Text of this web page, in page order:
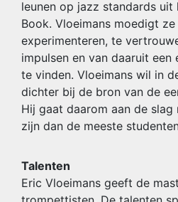
leunen op jazz standards uit
Book. Vloeimans moedigt
experimenteren, te
impulsen en van daaruit een
te vinden. Vloeimans wil in
dichter bij de bron van de
Hij gaat daarom aan de
zijn dan de meeste
Talenten
Eric Vloeimans geeft de